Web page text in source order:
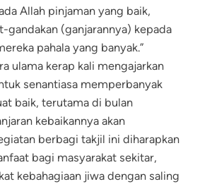
Allah pinjaman yang baik,
gandakan (ganjarannya) kepada
pahala yang banyak.”
ulama kerap kali mengajarkan
senantiasa memperbanyak
baik, terutama di bulan
kebaikannya akan
berbagi takjil ini diharapkan
bagi masyarakat sekitar,
kebahagiaan jiwa dengan saling